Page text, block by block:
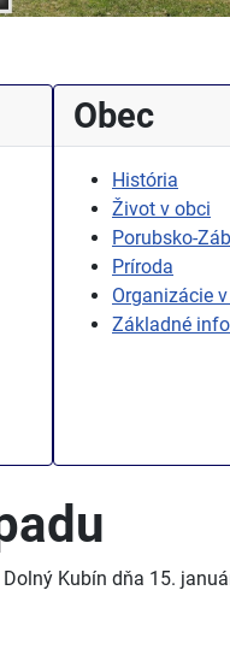
Obec
História
Život v obci
Porubsko-
Príroda
Organizácie
Základné
Kubín dňa 15.